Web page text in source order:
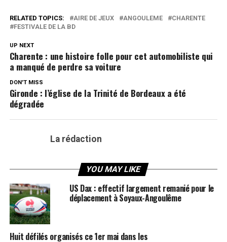
RELATED TOPICS: AIRE DE JEUX ANGOULEME
CHARENTE
FESTIVALE DE LA BD
UP NEXT
Charente : une histoire folle pour cet automobiliste qui
a manqué de perdre sa voiture
DON'T MISS
Gironde : l’église de la Trinité de Bordeaux a été
dégradée
La rédaction
YOU MAY LIKE
US Dax : effectif largement remanié pour le
déplacement à Soyaux-Angoulême
Huit défilés organisés ce 1er mai dans les